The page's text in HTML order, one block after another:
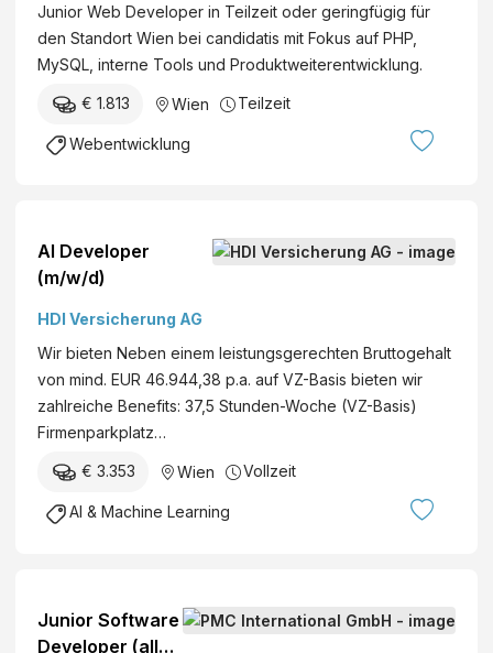
Junior Web Developer in Teilzeit oder geringfügig für
den Standort Wien bei candidatis mit Fokus auf PHP,
MySQL, interne Tools und Produktweiterentwicklung.
€ 1.813 Wien Teilzeit
Webentwicklung
AI Developer
(m/w/d)
HDI Versicherung AG
Wir bieten Neben einem leistungsgerechten Bruttogehalt
von mind. EUR 46.944,38 p.a. auf VZ-Basis bieten wir
zahlreiche Benefits: 37,5 Stunden-Woche (VZ-Basis)
Firmenparkplatz…
€ 3.353 Wien Vollzeit
AI & Machine Learning
Junior Software
Developer (all